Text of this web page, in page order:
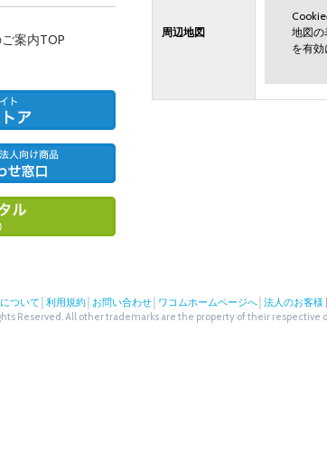
周辺地図
地図の
を有効
案内TOP
ついて 利用規約 お問い合わせ ワコムホームページへ 法人のお客様
Reserved. All other trademarks are the property of their